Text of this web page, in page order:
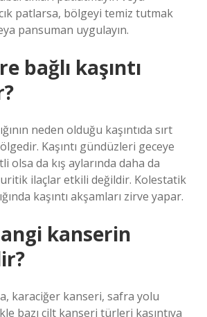
patlarsa, bölgeyi temiz tutmak
pansuman uygulayın.
bağlı kaşıntı
neden olduğu kaşıntıda sırt
Kaşıntı gündüzleri geceye
olsa da kış aylarında daha da
ilaçlar etkili değildir. Kolestatik
kaşıntı akşamları zirve yapar.
kanserin
karaciğer kanseri, safra yolu
bazı cilt kanseri türleri kaşıntıya